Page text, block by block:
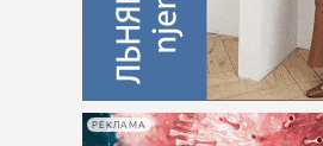
РЕКЛАМА